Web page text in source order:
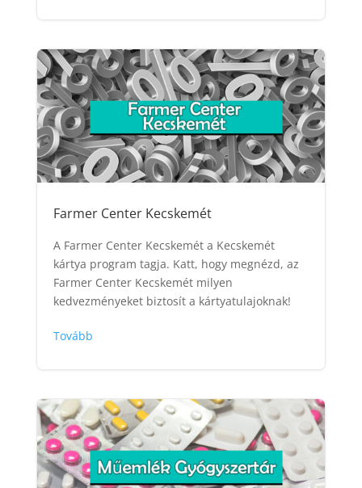
Farmer Center Kecskemét
A Farmer Center Kecskemét a Kecskemét
kártya program tagja. Katt, hogy megnézd, az
Farmer Center Kecskemét milyen
kedvezményeket biztosít a kártyatulajoknak!
Tovább